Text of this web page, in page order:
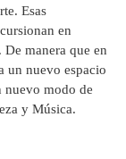
Esas
en
manera que en
un nuevo espacio
nuevo modo de
y Música.